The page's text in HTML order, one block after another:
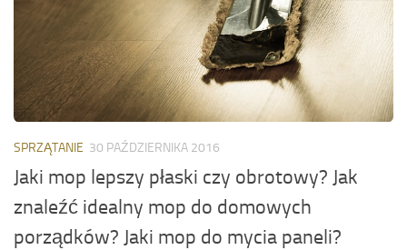
SPRZĄTANIE 30 PAŹDZIERNIKA 2016
Jaki mop lepszy płaski czy obrotowy? Jak
znaleźć idealny mop do domowych
porządków? Jaki mop do mycia paneli?